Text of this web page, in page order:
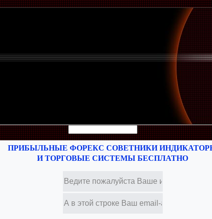
ПРИБЫЛЬНЫЕ ФОРЕКС СОВЕТНИКИ
И ТОРГОВЫЕ СИСТЕМЫ БЕСПЛАТНО